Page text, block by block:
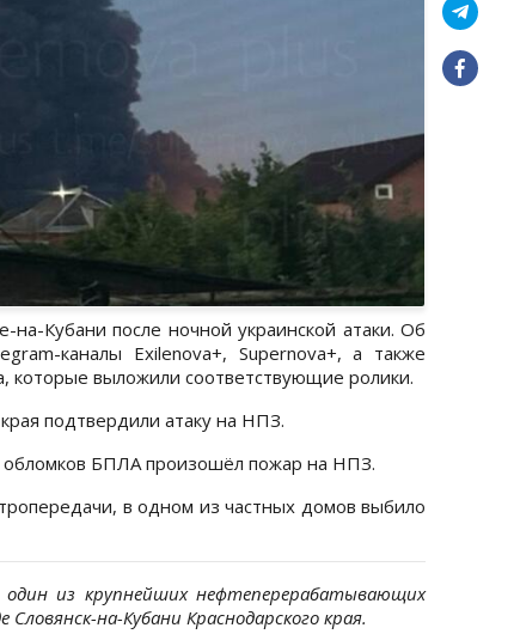
на-Кубани после ночной украинской атаки. Об
каналы Exilenova+, Supernova+, а также
которые выложили соответствующие ролики.
подтвердили атаку на НПЗ.
обломков БПЛА произошёл пожар на НПЗ.
в одном из частных домов выбило
из крупнейших нефтеперерабатывающих
на-Кубани Краснодарского края.